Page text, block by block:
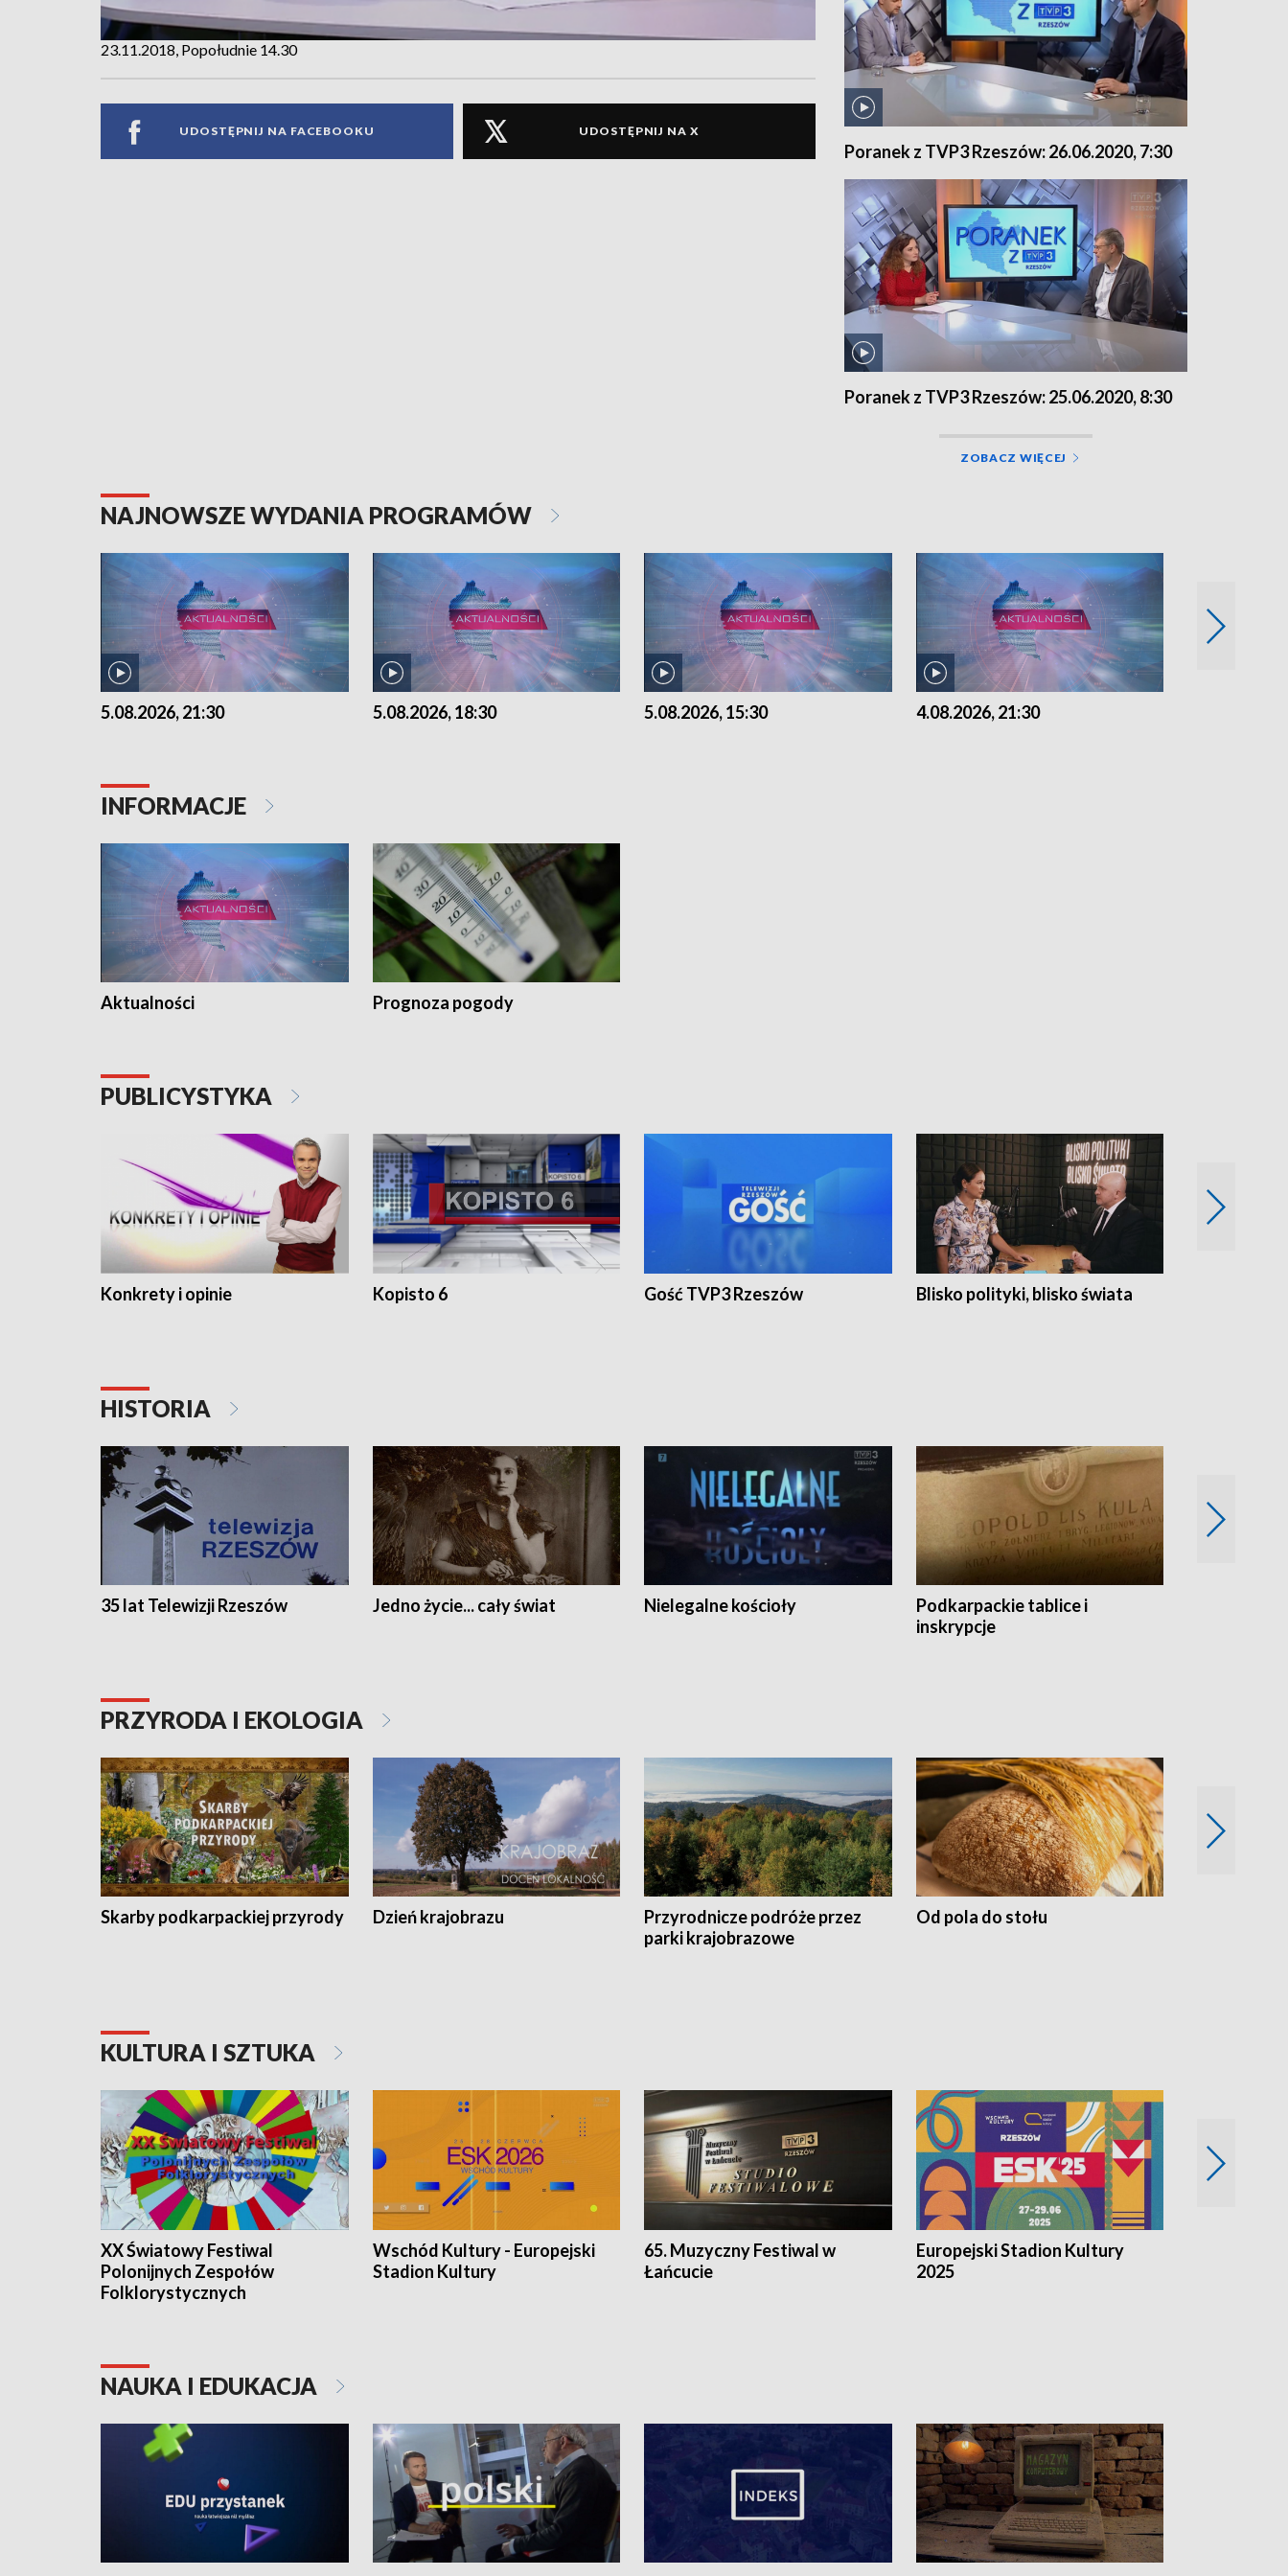
23.11.2018, Popołudnie 14.30
UDOSTĘPNIJ NA FACEBOOKU UDOSTĘPNIJ NA X
Poranek z TVP3 Rzeszów: 26.06.2020, 7:30
Poranek z TVP3 Rzeszów: 25.06.2020, 8:30
ZOBACZ WIĘCEJ
NAJNOWSZE WYDANIA PROGRAMÓW
5.08.2026, 21:30 5.08.2026, 18:30 5.08.2026, 15:30 4.08.2026, 21:30
INFORMACJE
Aktualności Prognoza pogody
PUBLICYSTYKA
Konkrety i opinie Kopisto 6 Gość TVP3 Rzeszów Blisko polityki, blisko świata
HISTORIA
35 lat Telewizji Rzeszów Jedno życie... cały świat Nielegalne kościoły
Podkarpackie tablice i
inskrypcje
PRZYRODA I EKOLOGIA
Skarby podkarpackiej przyrody Dzień krajobrazu
Przyrodnicze podróże przez
parki krajobrazowe
Od pola do stołu
KULTURA I SZTUKA
XX Światowy Festiwal
Polonijnych Zespołów
Folklorystycznych
Wschód Kultury - Europejski
Stadion Kultury
65. Muzyczny Festiwal w
Łańcucie
Europejski Stadion Kultury
2025
NAUKA I EDUKACJA